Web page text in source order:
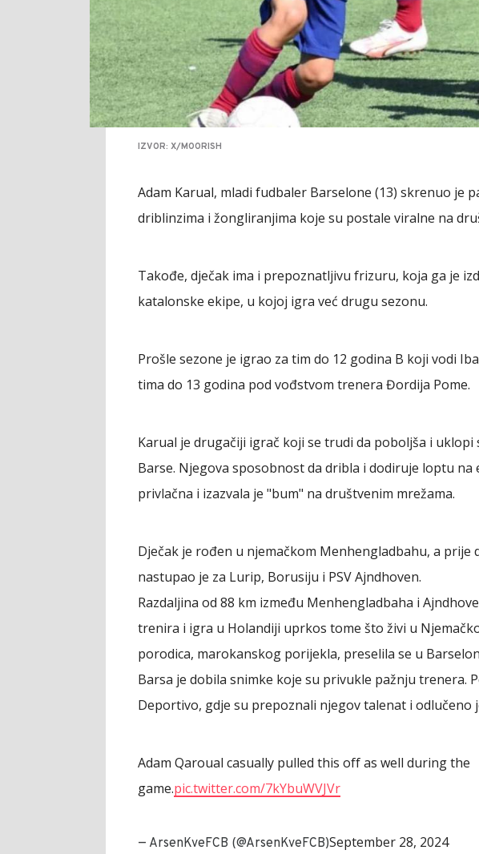
IZVOR: X/MOORISH
Adam Karual, mladi fudbaler Barselone (13) skrenuo je
driblinzima i žongliranjima koje su postale viralne na
Takođe, dječak ima i prepoznatljivu frizuru, koja ga je
katalonske ekipe, u kojoj igra već drugu sezonu.
Prošle sezone je igrao za tim do 12 godina B koji vodi
tima do 13 godina pod vođstvom trenera Đordija Pome.
Karual je drugačiji igrač koji se trudi da poboljša i
Barse. Njegova sposobnost da dribla i dodiruje loptu na
privlačna i izazvala je "bum" na društvenim mrežama.
Dječak je rođen u njemačkom Menhengladbahu, a prije
nastupao je za Lurip, Borusiju i PSV Ajndhoven.
Razdaljina od 88 km između Menhengladbaha i
trenira i igra u Holandiji uprkos tome što živi u
porodica, marokanskog porijekla, preselila se u
Barsa je dobila snimke koje su privukle pažnju trenera.
Deportivo, gdje su prepoznali njegov talenat i odlučeno
Adam Qaroual casually pulled this off as well during the
game.pic.twitter.com/7kYbuWVJVr
— ArsenKveFCB (@ArsenKveFCB)September 28, 2024